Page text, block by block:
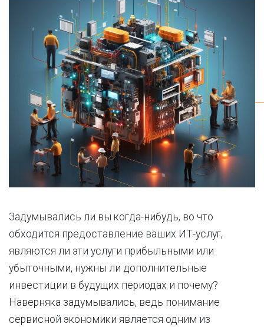
Задумывались ли вы когда-нибудь, во что
обходится предоставление ваших ИТ-услуг,
являются ли эти услуги прибыльными или
убыточными, нужны ли дополнительные
инвестиции в будущих периодах и почему?
Наверняка задумывались, ведь понимание
сервисной экономики является одним из